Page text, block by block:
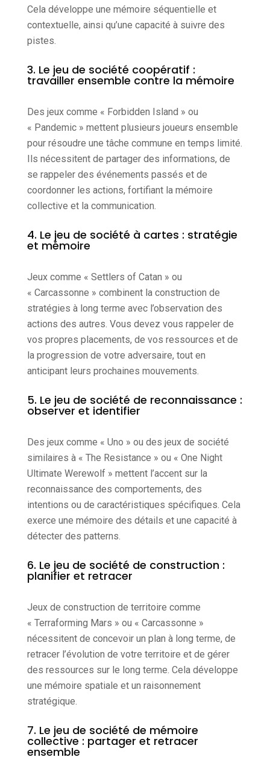
Cela développe une mémoire séquentielle et
contextuelle, ainsi qu’une capacité à suivre des
pistes.
3. Le jeu de société coopératif :
travailler ensemble contre la mémoire
Des jeux comme « Forbidden Island » ou
« Pandemic » mettent plusieurs joueurs ensemble
pour résoudre une tâche commune en temps limité.
Ils nécessitent de partager des informations, de
se rappeler des événements passés et de
coordonner les actions, fortifiant la mémoire
collective et la communication.
4. Le jeu de société à cartes : stratégie
et mémoire
Jeux comme « Settlers of Catan » ou
« Carcassonne » combinent la construction de
stratégies à long terme avec l’observation des
actions des autres. Vous devez vous rappeler de
vos propres placements, de vos ressources et de
la progression de votre adversaire, tout en
anticipant leurs prochaines mouvements.
5. Le jeu de société de reconnaissance :
observer et identifier
Des jeux comme « Uno » ou des jeux de société
similaires à « The Resistance » ou « One Night
Ultimate Werewolf » mettent l’accent sur la
reconnaissance des comportements, des
intentions ou de caractéristiques spécifiques. Cela
exerce une mémoire des détails et une capacité à
détecter des patterns.
6. Le jeu de société de construction :
planifier et retracer
Jeux de construction de territoire comme
« Terraforming Mars » ou « Carcassonne »
nécessitent de concevoir un plan à long terme, de
retracer l’évolution de votre territoire et de gérer
des ressources sur le long terme. Cela développe
une mémoire spatiale et un raisonnement
stratégique.
7. Le jeu de société de mémoire
collective : partager et retracer
ensemble